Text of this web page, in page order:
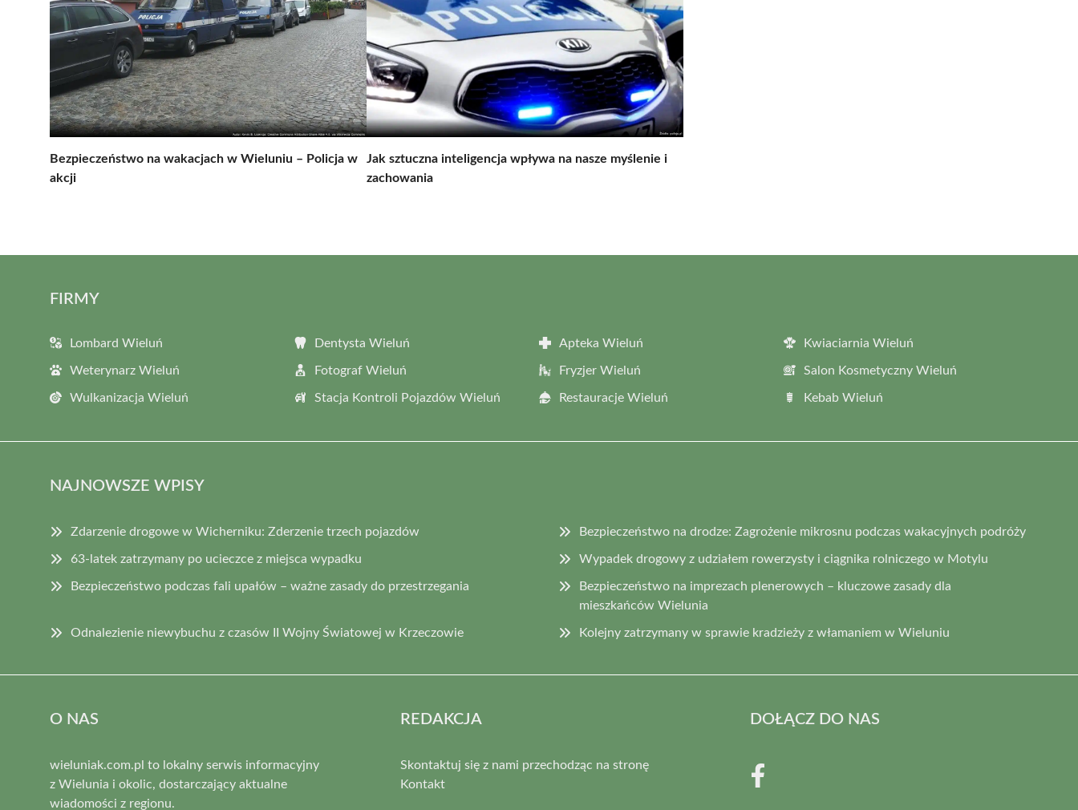
Bezpieczeństwo na wakacjach w Wieluniu – Policja w
akcji
Jak sztuczna inteligencja wpływa na nasze myślenie i
zachowania
FIRMY
Lombard Wieluń Dentysta Wieluń Apteka Wieluń Kwiaciarnia Wieluń
Weterynarz Wieluń Fotograf Wieluń Fryzjer Wieluń Salon Kosmetyczny Wieluń
Wulkanizacja Wieluń Stacja Kontroli Pojazdów Wieluń Restauracje Wieluń Kebab Wieluń
NAJNOWSZE WPISY
Zdarzenie drogowe w Wicherniku: Zderzenie trzech pojazdów Bezpieczeństwo na drodze: Zagrożenie mikrosnu podczas wakacyjnych podróży
63-latek zatrzymany po ucieczce z miejsca wypadku Wypadek drogowy z udziałem rowerzysty i ciągnika rolniczego w Motylu
Bezpieczeństwo podczas fali upałów – ważne zasady do przestrzegania
Bezpieczeństwo na imprezach plenerowych – kluczowe zasady dla
mieszkańców Wielunia
Odnalezienie niewybuchu z czasów II Wojny Światowej w Krzeczowie Kolejny zatrzymany w sprawie kradzieży z włamaniem w Wieluniu
O NAS
wieluniak.com.pl to lokalny serwis informacyjny
z Wielunia i okolic, dostarczający aktualne
wiadomości z regionu.
REDAKCJA
Skontaktuj się z nami przechodząc na stronę
Kontakt
DOŁĄCZ DO NAS